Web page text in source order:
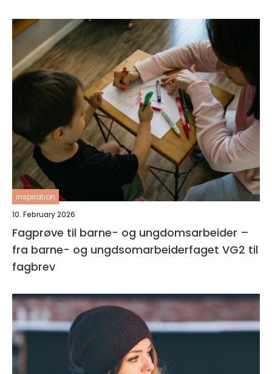
inspiration
10. February 2026
Fagprøve til barne- og ungdomsarbeider –
fra barne- og ungdsomarbeiderfaget VG2 til
fagbrev